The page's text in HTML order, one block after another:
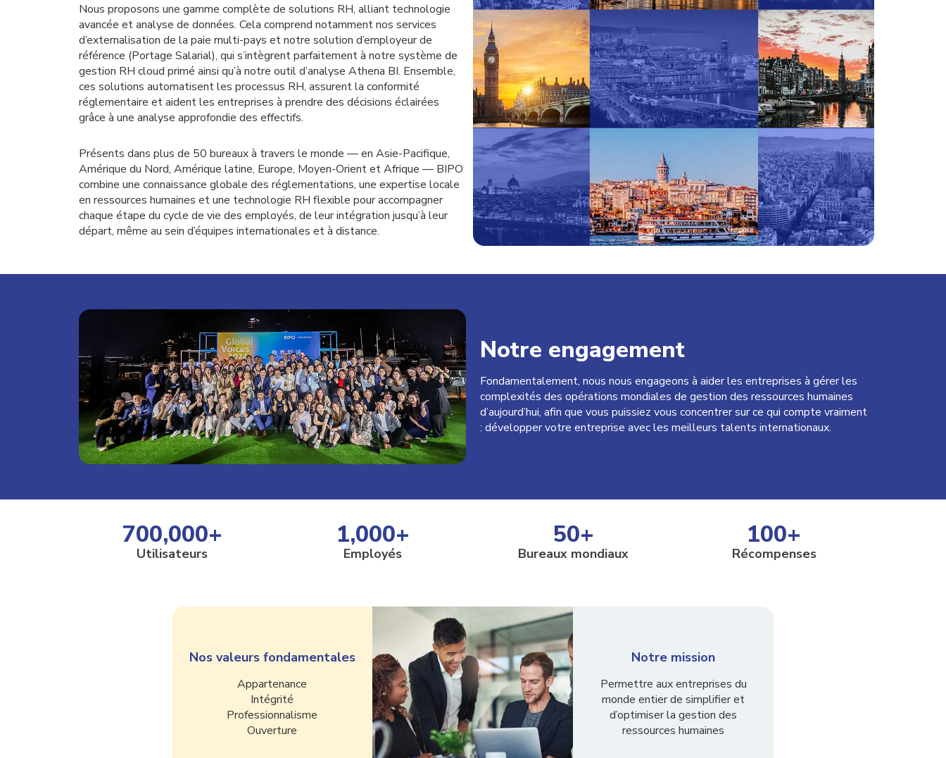
Nous proposons une gamme complète de solutions RH, alliant technologie
avancée et analyse de données. Cela comprend notamment nos services
d’externalisation de la paie multi-pays et notre solution d’employeur de
référence (Portage Salarial), qui s’intègrent parfaitement à notre système de
gestion RH cloud primé ainsi qu’à notre outil d’analyse Athena BI. Ensemble,
ces solutions automatisent les processus RH, assurent la conformité
réglementaire et aident les entreprises à prendre des décisions éclairées
grâce à une analyse approfondie des effectifs.
Présents dans plus de 50 bureaux à travers le monde — en Asie-Pacifique,
Amérique du Nord, Amérique latine, Europe, Moyen-Orient et Afrique — BIPO
combine une connaissance globale des réglementations, une expertise locale
en ressources humaines et une technologie RH flexible pour accompagner
chaque étape du cycle de vie des employés, de leur intégration jusqu’à leur
départ, même au sein d’équipes internationales et à distance.
Notre engagement
Fondamentalement, nous nous engageons à aider les entreprises à gérer les
complexités des opérations mondiales de gestion des ressources humaines
d’aujourd’hui, afin que vous puissiez vous concentrer sur ce qui compte vraiment
: développer votre entreprise avec les meilleurs talents internationaux.
700,000+
Utilisateurs
1,000+
Employés
50+
Bureaux mondiaux
100+
Récompenses
Nos valeurs fondamentales
Appartenance
Intégrité
Professionnalisme
Ouverture
Notre mission
Permettre aux entreprises du
monde entier de simplifier et
d’optimiser la gestion des
ressources humaines